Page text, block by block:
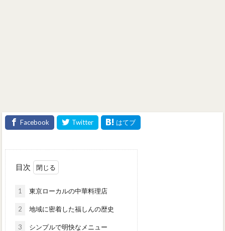
目次
1 東京ローカルの中華料理店
2 地域に密着した福しんの歴史
3 シンプルで明快なメニュー